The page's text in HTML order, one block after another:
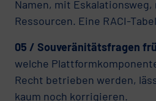
Namen, mit
Ressourcen. Eine RACI-
05 / Souveränitätsfragen
welche
Recht betrieben werden,
kaum noch korrigieren.